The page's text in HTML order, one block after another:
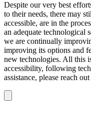
Despite our very best
to their needs, there may
accessible, are in the
an adequate technological
we are continually
improving its options and
new technologies. All this
accessibility, following
assistance, please reach